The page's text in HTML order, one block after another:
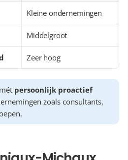
Kleine ondernemingen
Middelgroot
Zeer hoog
persoonlijk proactief
zoals consultants,